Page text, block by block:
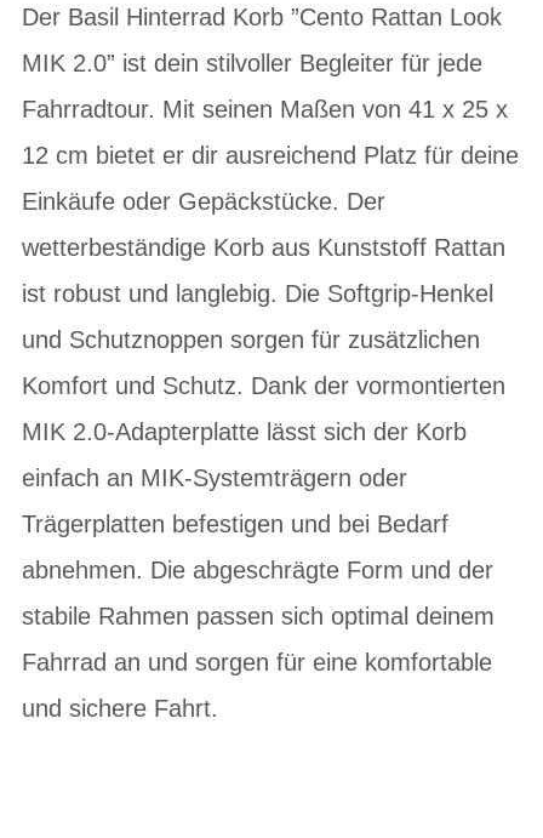
Der Basil Hinterrad Korb ”Cento Rattan Look
MIK 2.0” ist dein stilvoller Begleiter für jede
Fahrradtour. Mit seinen Maßen von 41 x 25 x
12 cm bietet er dir ausreichend Platz für deine
Einkäufe oder Gepäckstücke. Der
wetterbeständige Korb aus Kunststoff Rattan
ist robust und langlebig. Die Softgrip-Henkel
und Schutznoppen sorgen für zusätzlichen
Komfort und Schutz. Dank der vormontierten
MIK 2.0-Adapterplatte lässt sich der Korb
einfach an MIK-Systemträgern oder
Trägerplatten befestigen und bei Bedarf
abnehmen. Die abgeschrägte Form und der
stabile Rahmen passen sich optimal deinem
Fahrrad an und sorgen für eine komfortable
und sichere Fahrt.